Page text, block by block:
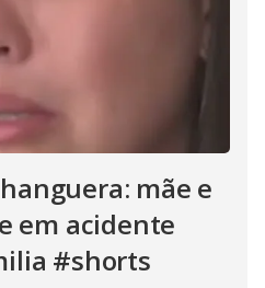
mãe e
em acidente
#shorts